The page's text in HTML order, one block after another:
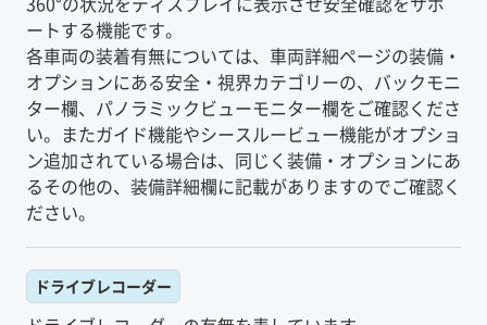
ートする機能です。
各車両の装着有無については、車両詳細ページの装備・
オプションにある安全・視界カテゴリーの、バックモニ
ター欄、パノラミックビューモニター欄をご確認くださ
い。またガイド機能やシースルービュー機能がオプショ
ン追加されている場合は、同じく装備・オプションにあ
るその他の、装備詳細欄に記載がありますのでご確認く
ださい。
ドライブレコーダー